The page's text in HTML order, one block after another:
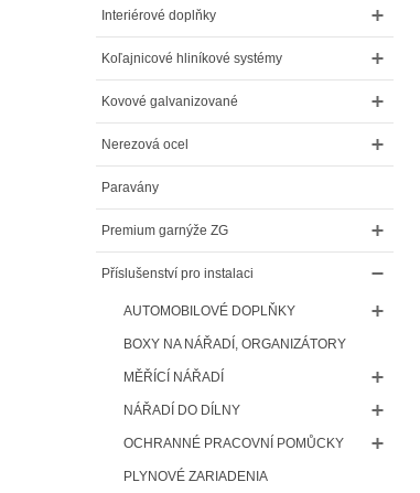
Interiérové doplňky
Koľajnicové hliníkové systémy
Kovové galvanizované
Nerezová ocel
Paravány
Premium garnýže ZG
Příslušenství pro instalaci
AUTOMOBILOVÉ DOPLŇKY
BOXY NA NÁŘADÍ, ORGANIZÁTORY
MĚŘÍCÍ NÁŘADÍ
NÁŘADÍ DO DÍLNY
OCHRANNÉ PRACOVNÍ POMŮCKY
PLYNOVÉ ZARIADENIA